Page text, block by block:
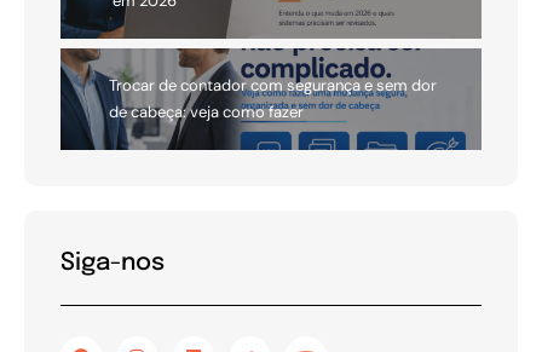
Trocar de contador com segurança e sem dor
de cabeça: veja como fazer
Siga-nos
F I